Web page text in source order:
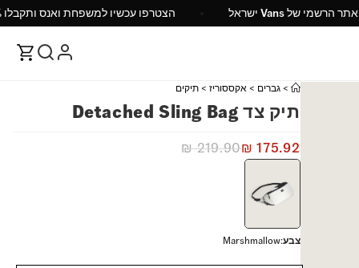
האתר הרשמי של Vans ישראל הצטרפו עכשיו למשפחת
>גברים >אקססוריז >תיקים
תיק צד Detached Sling Bag
₪219.90₪ 175.92
צבע:
Marshmallow